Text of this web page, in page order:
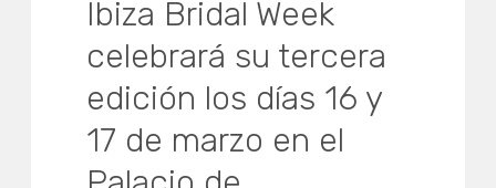
Ibiza Bridal Week
celebrará su tercera
edición los días 16 y
17 de marzo en el